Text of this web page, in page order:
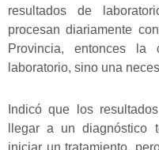
resultados de
procesan diariamente
Provincia, entonces
laboratorio, sino una
Indicó que los
llegar a un diagnóstico